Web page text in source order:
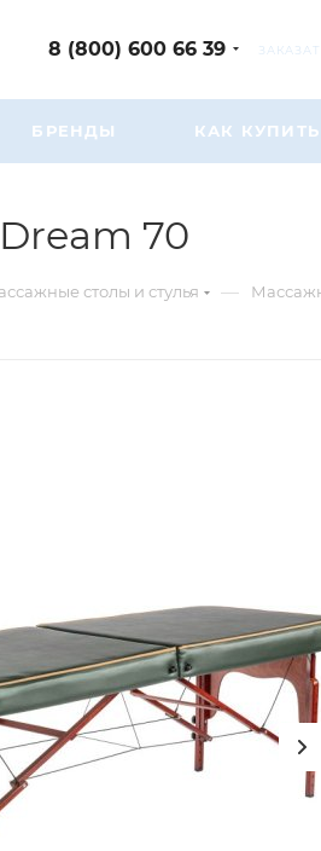
8 (800) 600 66 39
БРЕНДЫ КАК КУПИТЬ
70
столы и стулья —